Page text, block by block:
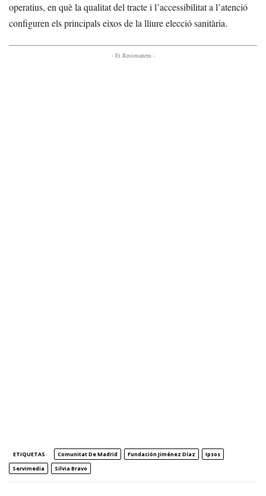
operatius, en què la qualitat del tracte i l’accessibilitat a l’atenció
configuren els principals eixos de la lliure elecció sanitària.
- Et Recomanem -
ETIQUETAS Comunitat De Madrid Fundación Jiménez Díaz
Ipsos
Servimedia
Silvia Bravo